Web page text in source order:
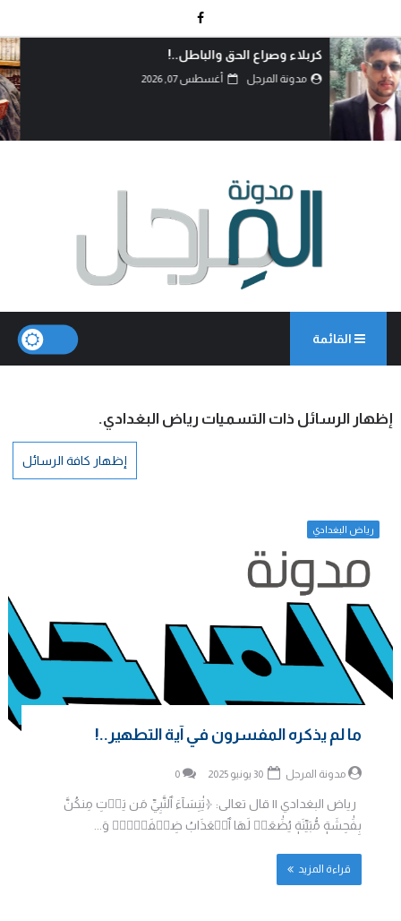
دماءُ أبنائنا ليست رخيصة..!
مدونة المرجل أغسطس 07, 2026
القائمة
‏إظهار الرسائل ذات التسميات رياض البغدادي.
إظهار كافة الرسائل
رياض البغدادي
ما لم يذكره المفسرون في آية التطهير..!
مدونة المرجل 0
رياض البغدادي || قال تعالى: ﴿يَٰنِسَآءَ ٱلنَّبِيِّ مَن يَأۡتِ مِنكُنَّ
بِفَٰحِشَةٖ مُّبَيِّنَةٖ يُضَٰعَفۡ لَهَا ٱلۡعَذَابُ ضِعۡفَيۡنِۚ وَ...
قراءة المزيد